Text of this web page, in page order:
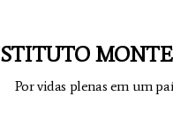
Por vidas plenas em um